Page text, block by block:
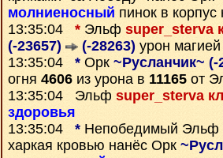
молниеносный пинок в корпус
13:35:04 * Эльф super_sterva
(-23657)
(-28263) урон
13:35:04 * Орк ~Русланчик~ (-
огня 4606 из урона в 11165 от
13:35:04 Эльф super_sterva
здоровья
13:35:04 * Непобедимый Эльф
харкая кровью нанёс Орк